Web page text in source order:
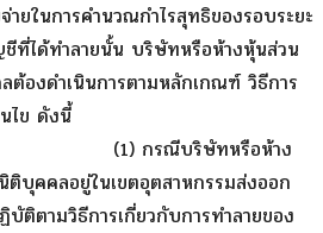
ายในการคำนวณกำไรสุทธิของรอบระยะ
ชีที่ได้ทำลายนั้น บริษัทหรือห้างหุ้นส่วน
ต้องดำเนินการตามหลักเกณฑ์ วิธีการ
ไข ดังนี้
กรณีบริษัทหรือห้าง
ติบุคคลอยู่ในเขตอุตสาหกรรมส่งออก
ติตามวิธีการเกี่ยวกับการทำลายของ